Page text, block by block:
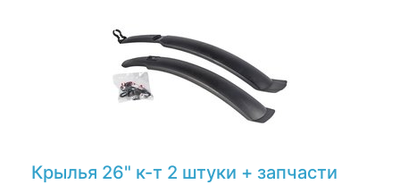
Крылья 26" к-т 2 штуки + запчасти